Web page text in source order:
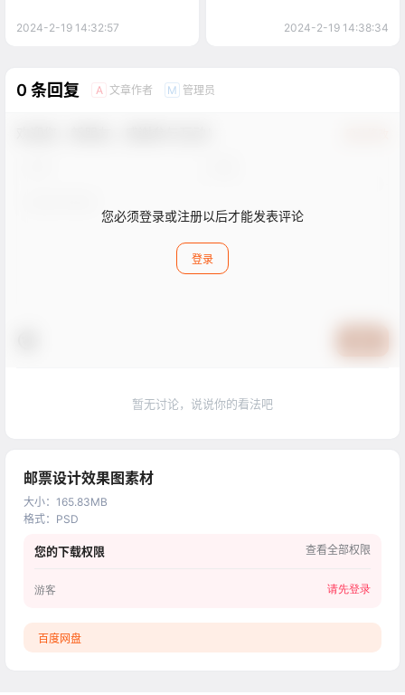
2024-2-19 14:32:57 2024-2-19 14:38:34
0 条回复 A 文章作者 M 管理员
您必须登录或注册以后才能发表评论
登录
暂无讨论，说说你的看法吧
邮票设计效果图素材
大小： 165.83MB
格式： PSD
您的下载权限 查看全部权限
游客 请先登录
百度网盘